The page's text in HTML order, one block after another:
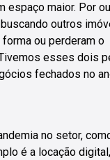
espaço maior. Por
outros
ou perderam o
esses dois
fechados no
no setor,
é a locação